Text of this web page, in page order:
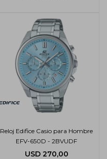
Reloj Edifice Casio para Hombre
EFV-650D - 2BVUDF
USD 270,00